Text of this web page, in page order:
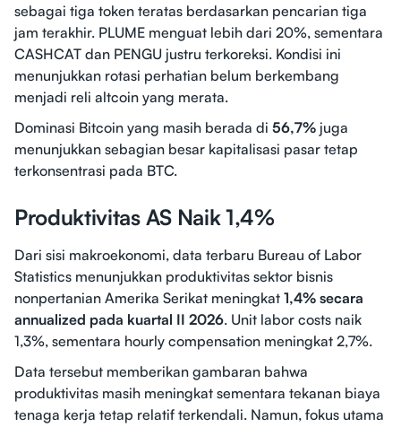
sebagai tiga token teratas berdasarkan pencarian tiga
jam terakhir. PLUME menguat lebih dari 20%, sementara
CASHCAT dan PENGU justru terkoreksi. Kondisi ini
menunjukkan rotasi perhatian belum berkembang
menjadi reli altcoin yang merata.
Dominasi Bitcoin yang masih berada di 56,7% juga
menunjukkan sebagian besar kapitalisasi pasar tetap
terkonsentrasi pada BTC.
Produktivitas AS Naik 1,4%
Dari sisi makroekonomi, data terbaru Bureau of Labor
Statistics menunjukkan produktivitas sektor bisnis
nonpertanian Amerika Serikat meningkat 1,4% secara
annualized pada kuartal II 2026. Unit labor costs naik
1,3%, sementara hourly compensation meningkat 2,7%.
Data tersebut memberikan gambaran bahwa
produktivitas masih meningkat sementara tekanan biaya
tenaga kerja tetap relatif terkendali. Namun, fokus utama